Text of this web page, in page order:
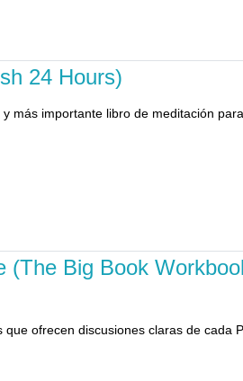
24 Hours)
importante libro de meditación
(The Big Book
ofrecen discusiones claras de cada